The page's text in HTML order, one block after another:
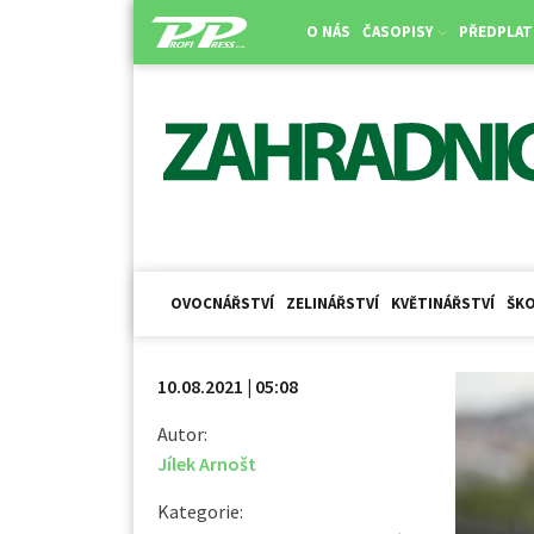
O NÁS ČASOPISY
OVOCNÁŘSTVÍ ZELINÁŘSTVÍ KVĚTINÁŘSTVÍ
10.08.2021 | 05:08
Autor:
Jílek Arnošt
Kategorie: